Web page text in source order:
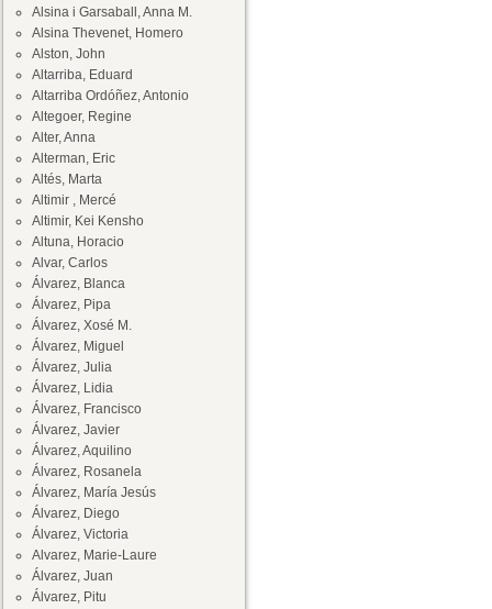
Alsina i Garsaball, Anna M.
Alsina Thevenet, Homero
Alston, John
Altarriba, Eduard
Altarriba Ordóñez, Antonio
Altegoer, Regine
Alter, Anna
Alterman, Eric
Altés, Marta
Altimir , Mercé
Altimir, Kei Kensho
Altuna, Horacio
Alvar, Carlos
Álvarez, Blanca
Álvarez, Pipa
Álvarez, Xosé M.
Álvarez, Miguel
Álvarez, Julia
Álvarez, Lidia
Álvarez, Francisco
Álvarez, Javier
Álvarez, Aquilino
Álvarez, Rosanela
Álvarez, María Jesús
Álvarez, Diego
Álvarez, Victoria
Alvarez, Marie-Laure
Álvarez, Juan
Álvarez, Pitu